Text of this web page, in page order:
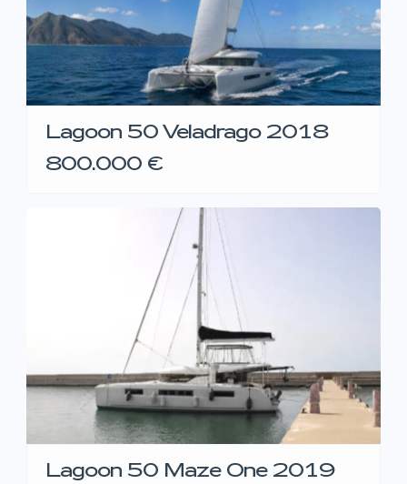
Lagoon 50 Veladrago 2018
800.000 €
Lagoon 50 Maze One 2019